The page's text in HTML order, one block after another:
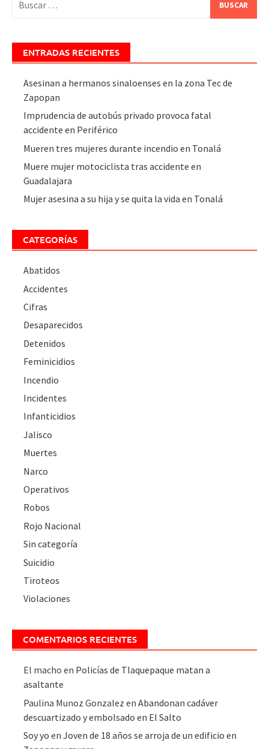
ENTRADAS RECIENTES
Asesinan a hermanos sinaloenses en la zona Tec de
Zapopan
Imprudencia de autobús privado provoca fatal
accidente en Periférico
Mueren tres mujeres durante incendio en Tonalá
Muere mujer motociclista tras accidente en
Guadalajara
Mujer asesina a su hija y se quita la vida en Tonalá
CATEGORÍAS
Abatidos
Accidentes
Cifras
Desaparecidos
Detenidos
Feminicidios
Incendio
Incidentes
Infanticidios
Jalisco
Muertes
Narco
Operativos
Robos
Rojo Nacional
Sin categoría
Suicidio
Tiroteos
Violaciones
COMENTARIOS RECIENTES
El macho en Policías de Tlaquepaque matan a
asaltante
Paulina Munoz Gonzalez enAbandonan cadáver
descuartizado y embolsado en El Salto
Soy yo enJoven de 18 años se arroja de un edificio en